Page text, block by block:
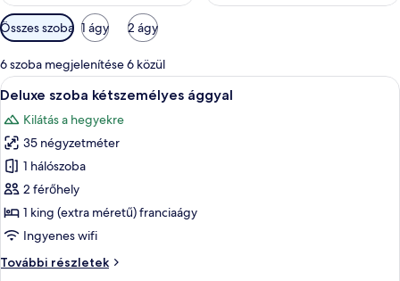
Szobákhoz
rendelkezésre
álló
szűrők
Összes szoba 1 ágy 2 ágy
6 szoba megjelenítése 6 közül
A
következő
szoba
összes
képének
megtekintése:
Deluxe
szoba
kétszemélyes
ággyal
Deluxe szoba kétszemélyes ággyal |
14
Deluxe szoba kétszemélyes ággyal
Kilátás a hegyekre
35 négyzetméter
1 hálószoba
2 férőhely
1 king (extra méretű) franciaágy
Ingyenes wifi
További részletek
Deluxe